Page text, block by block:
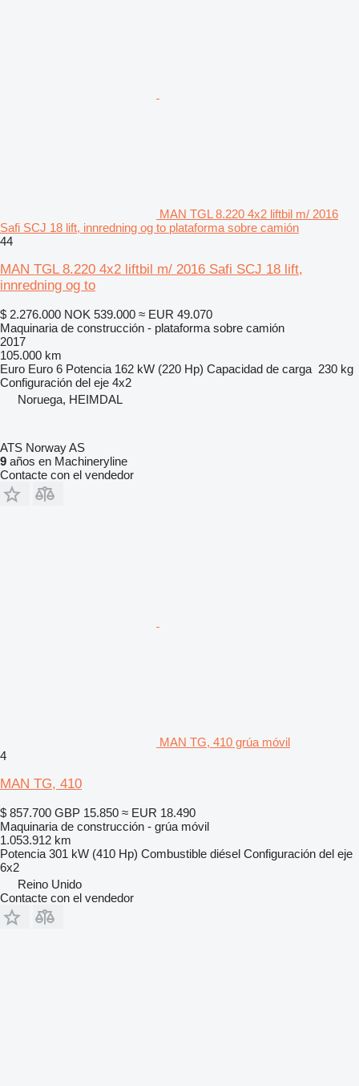
MAN TGL 8.220 4x2 liftbil m/ 2016
Safi SCJ 18 lift, innredning og to plataforma sobre camión
44
MAN TGL 8.220 4x2 liftbil m/ 2016 Safi SCJ 18 lift,
innredning og to
$ 2.276.000 NOK 539.000 ≈ EUR 49.070
Maquinaria de construcción - plataforma sobre camión
2017
105.000 km
Euro Euro 6 Potencia 162 kW (220 Hp) Capacidad de carga 230 kg
Configuración del eje 4x2
Noruega, HEIMDAL
ATS Norway AS
9 años en Machineryline
Contacte con el vendedor
MAN TG, 410 grúa móvil
4
MAN TG, 410
$ 857.700 GBP 15.850 ≈ EUR 18.490
Maquinaria de construcción - grúa móvil
1.053.912 km
Potencia 301 kW (410 Hp) Combustible diésel Configuración del eje
6x2
Reino Unido
Contacte con el vendedor